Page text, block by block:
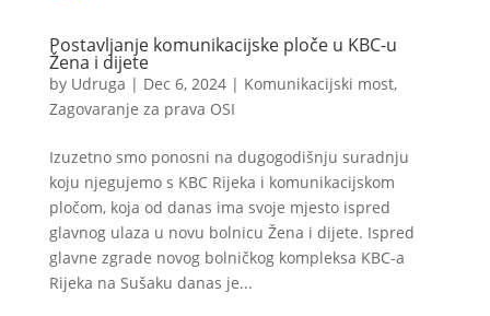
Postavljanje komunikacijske ploče u KBC-u
Žena i dijete
by Udruga | Dec 6, 2024| Komunikacijski most,
Zagovaranje za prava OSI
Izuzetno smo ponosni na dugogodišnju suradnju
koju njegujemo s KBC Rijeka i komunikacijskom
pločom, koja od danas ima svoje mjesto ispred
glavnog ulaza u novu bolnicu Žena i dijete. Ispred
glavne zgrade novog bolničkog kompleksa KBC-a
Rijeka na Sušaku danas je...